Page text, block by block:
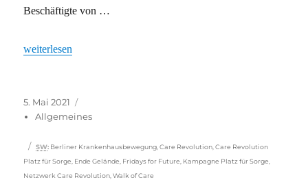
Beschäftigte von …
„Streik in Sicht“
weiterlesen
Veröffentlicht
am
5. Mai 2021
Allgemeines
Schlagwörter
SW: Berliner Krankenhausbewegung,Care Revolution,Care Revolution
Platz für Sorge, Ende Gelände, Fridays for Future, Kampagne Platz für Sorge,
Netzwerk Care Revolution,Walk of Care